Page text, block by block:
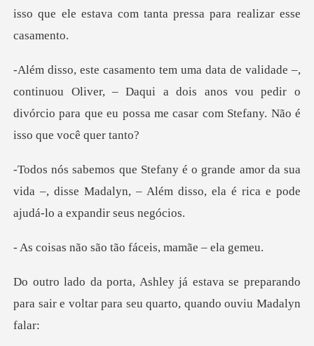
uou Oliver, – Daqui a dois anos vou pedir o
divórcio para que
a sua
vida –, disse Madalyn, – Além disso, ela é
ão tão fáceis, ma
a se preparando
para sair e voltar para